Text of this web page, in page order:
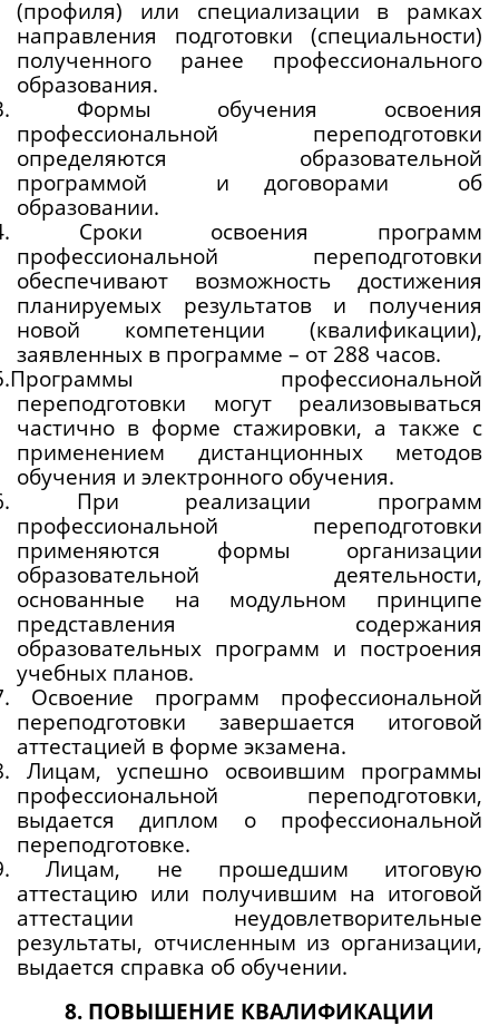
(профиля) или специализации в рамках
направления подготовки (специальности)
полученного ранее профессионального
образования.
Формы обучения освоения
профессиональной переподготовки
определяются образовательной
программой  и договорами  об
образовании.
Сроки освоения программ
профессиональной переподготовки
обеспечивают возможность достижения
планируемых результатов и получения
новой компетенции (квалификации),
заявленных в программе – от 288 часов.
профессиональной
переподготовки могут реализовываться
частично в форме стажировки, а также с
применением дистанционных методов
обучения и электронного обучения.
При реализации программ
профессиональной переподготовки
применяются формы организации
образовательной деятельности,
основанные на модульном принципе
представления содержания
образовательных программ и построения
учебных планов.
Освоение программ профессиональной
переподготовки завершается итоговой
аттестацией в форме экзамена.
Лицам, успешно освоившим программы
профессиональной переподготовки,
выдается диплом о профессиональной
переподготовке.
Лицам, не прошедшим итоговую
аттестацию или получившим на итоговой
аттестации неудовлетворительные
результаты, отчисленным из организации,
выдается справка об обучении.
8. ПОВЫШЕНИЕ КВАЛИФИКАЦИИ